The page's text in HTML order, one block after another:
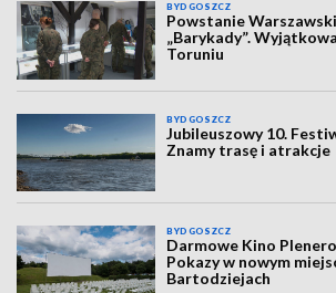
BYDGOSZCZ
Powstanie
„Barykady”.
Toruniu
BYDGOSZCZ
Jubileuszowy 10.
Znamy trasę i atrakcje
BYDGOSZCZ
Darmowe Kino
Pokazy w nowym
Bartodziejach